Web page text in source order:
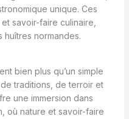
unique. Ces
savoir-faire culinaire,
huîtres normandes.
bien plus qu’un simple
traditions, de terroir et
une immersion dans
où nature et savoir-faire